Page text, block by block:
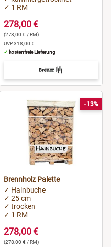
✓ 1 RM
278,00 €
(278,00 € / RM)
UVP318,00 €
✓ kostenfreie Lieferung
-13%
Brennholz Palette
✓ Hainbuche
✓ 25 cm
✓ trocken
✓ 1 RM
278,00 €
(278,00 € / RM)